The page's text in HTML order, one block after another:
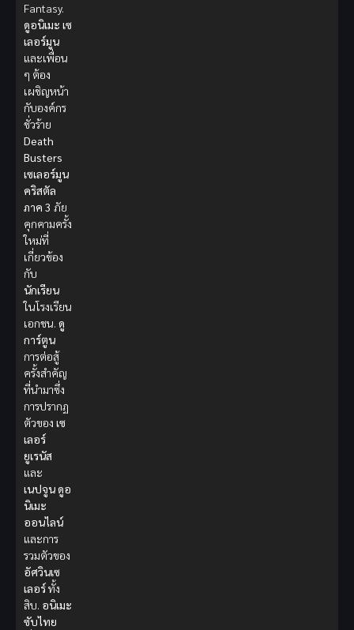
Fantasy.
ดูอนิเมะ เซ
เลอร์มูน
และเพื่อน
ๆ ต้อง
เผชิญหน้า
กับองค์กร
ชั่วร้าย
Death
Busters
เซเลอร์มูน
คริสตัล
ภาค 3 ภัย
คุกคามครั้ง
ใหม่ที่
เกี่ยวข้อง
กับ
นักเรียน
ในโรงเรียน
เอกชน. ดู
การ์ตูน
การต่อสู้
ครั้งสำคัญ
ที่นำมาซึ่ง
การปรากฏ
ตัวของ เซ
เลอร์
ยูเรนัส
และ
เนปจูนดูอ
นิเมะ
ออนไลน์
และการ
รวมตัวของ
อัศวินเซ
เลอร์ทั้ง
สิบ. อนิเมะ
ซับไทย